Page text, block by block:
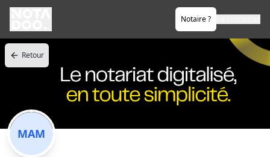
Notaire ?
Retour
MAM